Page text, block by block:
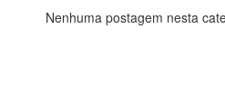
Nenhuma postagem nesta